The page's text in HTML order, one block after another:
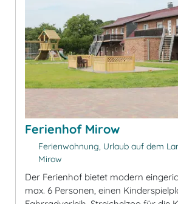
Ferienhof Mirow
Ferienwohnung, Urlaub auf dem
Mirow
Der Ferienhof bietet modern
max. 6 Personen, einen